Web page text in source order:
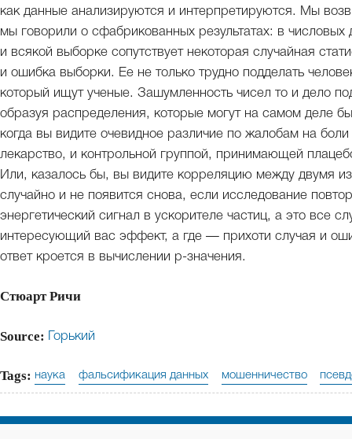
как данные анализируются и интерпретируются. Мы
мы говорили о сфабрикованных результатах: в
и всякой выборке сопутствует некоторая случайная
и ошибка выборки. Ее не только трудно подделать
который ищут ученые. Зашумленность чисел то и дело
образуя распределения, которые могут на самом деле
когда вы видите очевидное различие по жалобам на
лекарство, и контрольной группой, принимающей
Или, казалось бы, вы видите корреляцию между двумя
случайно и не появится снова, если исследование
энергетический сигнал в ускорителе частиц, а это все
интересующий вас эффект, а где — прихоти случая и
ответ кроется в вычислении p-значения.
Стюарт Ричи
Source: Горький
Tags: наука фальсификация данных мошенничество